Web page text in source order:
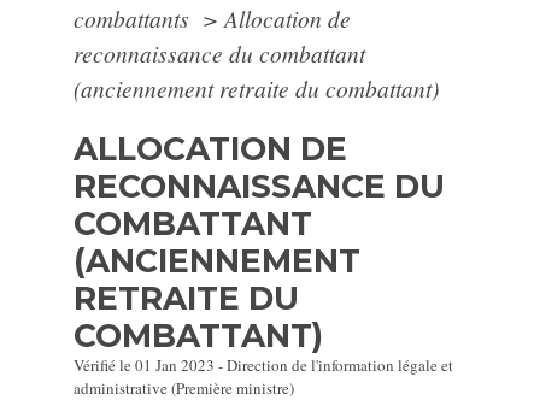
combattants > Allocation de
reconnaissance du combattant
(anciennement retraite du combattant)
ALLOCATION DE
RECONNAISSANCE DU
COMBATTANT
(ANCIENNEMENT
RETRAITE DU
COMBATTANT)
Vérifié le 01 Jan 2023 - Direction de l'information légale et
administrative (Première ministre)